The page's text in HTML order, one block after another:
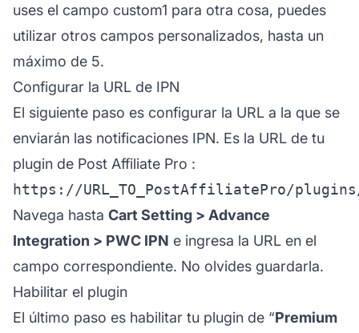
uses el campo custom1 para otra cosa, puedes
utilizar otros campos personalizados, hasta un
máximo de 5.
Configurar la URL de IPN
El siguiente paso es configurar la URL a la que se
enviarán las notificaciones IPN. Es la URL de tu
plugin de Post Affiliate Pro :
https://URL_TO_PostAffiliatePro/plugins/
Navega hasta Cart Setting > Advance
Integration > PWC IPN e ingresa la URL en el
campo correspondiente. No olvides guardarla.
Habilitar el plugin
El último paso es habilitar tu plugin de “Premium